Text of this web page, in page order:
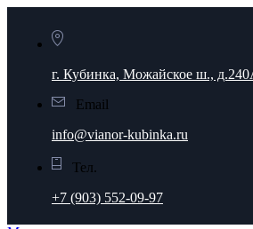
г. Кубинка, Можайское ш.,
Email
info@vianor-kubinka.ru
Тел.
+7 (903) 552-09-97